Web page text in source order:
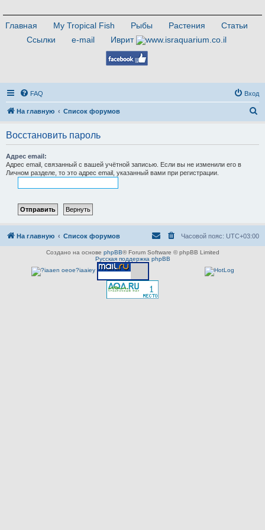
Главная My Tropical Fish Рыбы Растения
Статьи
Ссылки
e-mail Иврит
FAQ Вход
На главную Список форумов
Восстановить пароль
Адрес email:
Адрес email, связанный с вашей учётной записью. Если вы не изменили его в
Личном разделе, то это адрес email, указанный вами при регистрации.
На главную Список форумов Часовой пояс: UTC+03:00
Создано на основе phpBB® Forum Software © phpBB Limited
Русская поддержка phpBB